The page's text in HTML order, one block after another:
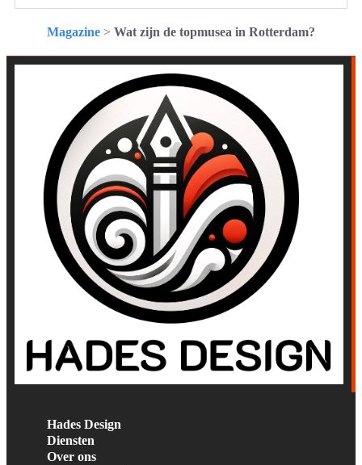
Magazine > Wat zijn de topmusea in Rotterdam?
Hades Design
Diensten
Over ons